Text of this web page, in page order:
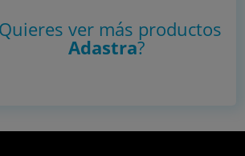
ver más productos
Adastra?